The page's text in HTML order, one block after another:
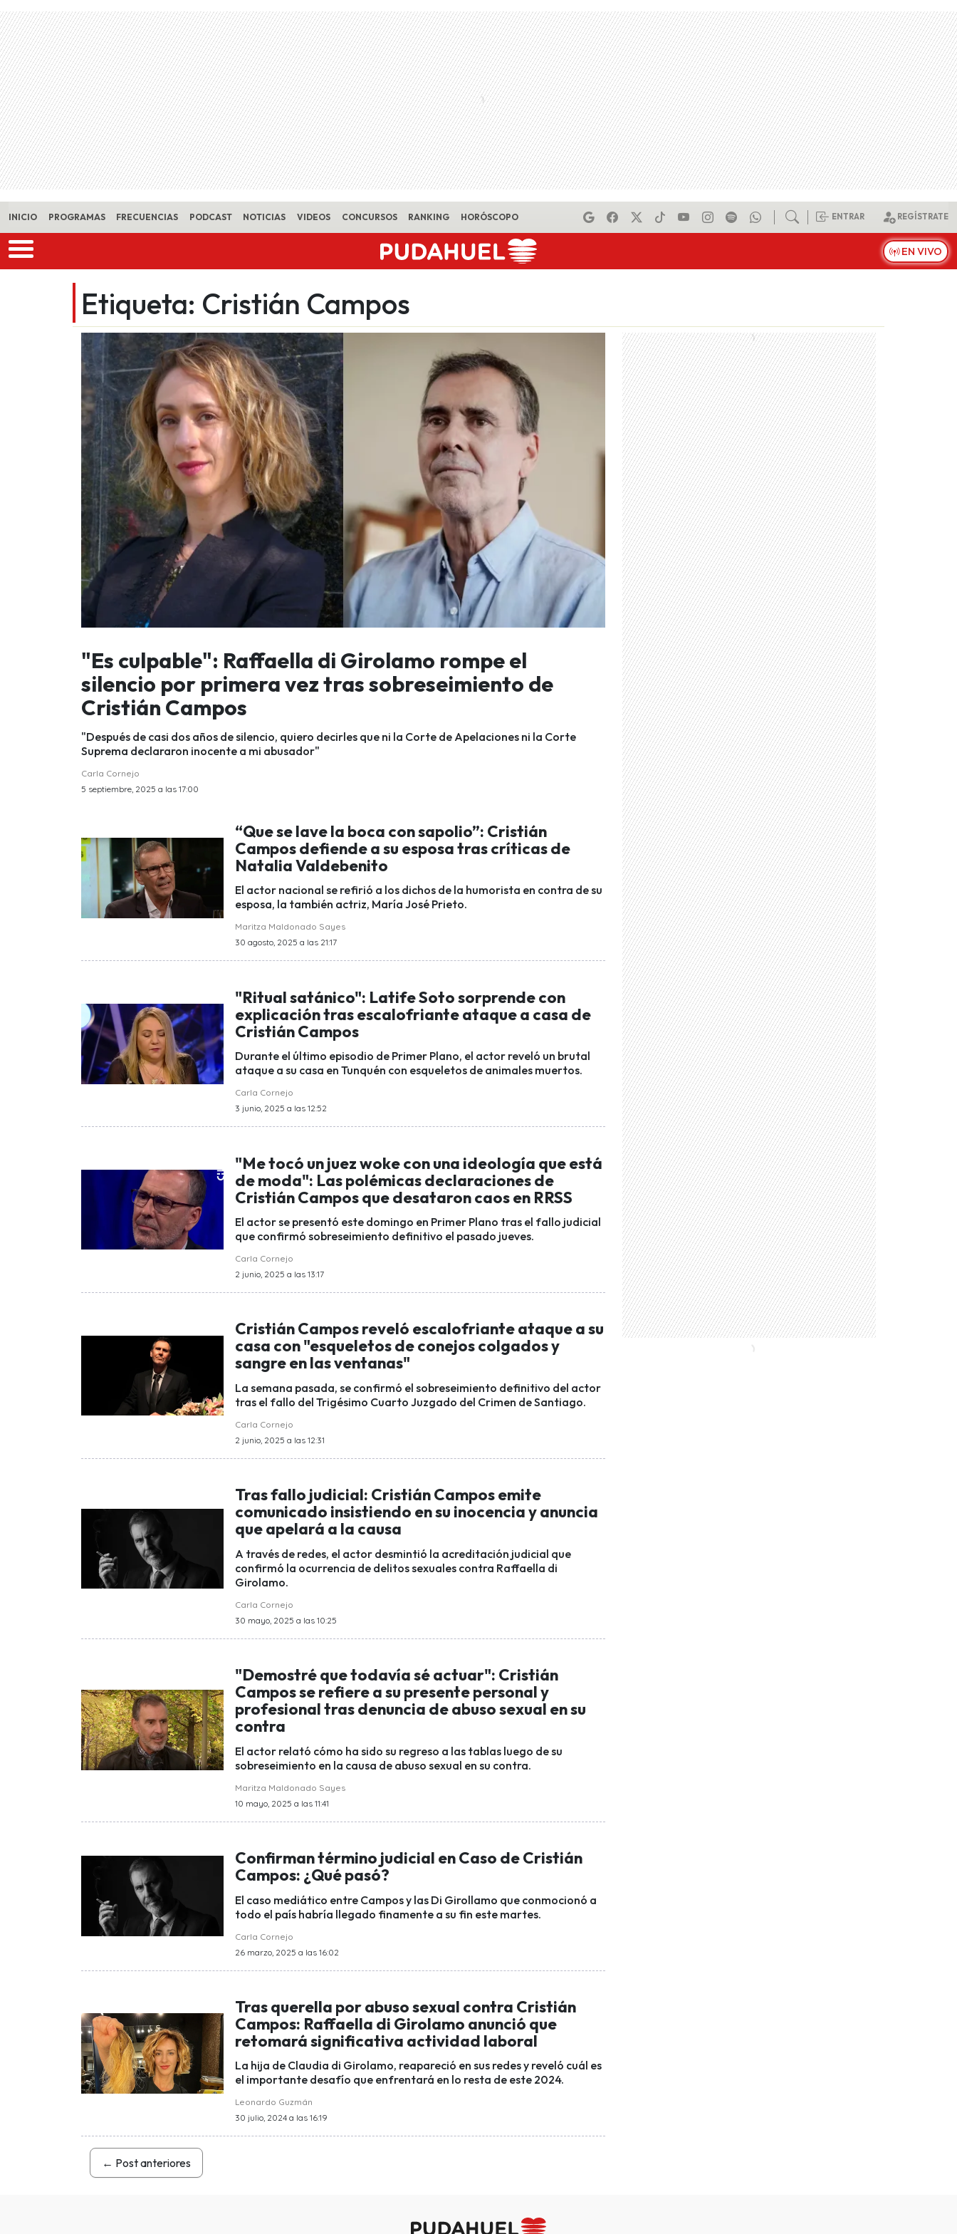
Skip to main content
INICIO PROGRAMAS FRECUENCIAS PODCAST NOTICIAS VIDEOS CONCURSOS RANKING HORÓSCOPO ENTRAR REGÍSTRATE
EN VIVO
Etiqueta: Cristián Campos
"Es culpable": Raffaella di Girolamo rompe el
silencio por primera vez tras sobreseimiento de
Cristián Campos
"Después de casi dos años de silencio, quiero decirles que ni la Corte de Apelaciones ni la Corte
Suprema declararon inocente a mi abusador"
Carla Cornejo
5 septiembre, 2025 a las 17:00
“Que se lave la boca con sapolio”: Cristián
Campos defiende a su esposa tras críticas de
Natalia Valdebenito
El actor nacional se refirió a los dichos de la humorista en contra de su
esposa, la también actriz, María José Prieto.
Maritza Maldonado Sayes
30 agosto, 2025 a las 21:17
"Ritual satánico": Latife Soto sorprende con
explicación tras escalofriante ataque a casa de
Cristián Campos
Durante el último episodio de Primer Plano, el actor reveló un brutal
ataque a su casa en Tunquén con esqueletos de animales muertos.
Carla Cornejo
3 junio, 2025 a las 12:52
"Me tocó un juez woke con una ideología que está
de moda": Las polémicas declaraciones de
Cristián Campos que desataron caos en RRSS
El actor se presentó este domingo en Primer Plano tras el fallo judicial
que confirmó sobreseimiento definitivo el pasado jueves.
Carla Cornejo
2 junio, 2025 a las 13:17
Cristián Campos reveló escalofriante ataque a su
casa con "esqueletos de conejos colgados y
sangre en las ventanas"
La semana pasada, se confirmó el sobreseimiento definitivo del actor
tras el fallo del Trigésimo Cuarto Juzgado del Crimen de Santiago.
Carla Cornejo
2 junio, 2025 a las 12:31
Tras fallo judicial: Cristián Campos emite
comunicado insistiendo en su inocencia y anuncia
que apelará a la causa
A través de redes, el actor desmintió la acreditación judicial que
confirmó la ocurrencia de delitos sexuales contra Raffaella di
Girolamo.
Carla Cornejo
30 mayo, 2025 a las 10:25
"Demostré que todavía sé actuar": Cristián
Campos se refiere a su presente personal y
profesional tras denuncia de abuso sexual en su
contra
El actor relató cómo ha sido su regreso a las tablas luego de su
sobreseimiento en la causa de abuso sexual en su contra.
Maritza Maldonado Sayes
10 mayo, 2025 a las 11:41
Confirman término judicial en Caso de Cristián
Campos: ¿Qué pasó?
El caso mediático entre Campos y las Di Girollamo que conmocionó a
todo el país habría llegado finamente a su fin este martes.
Carla Cornejo
26 marzo, 2025 a las 16:02
Tras querella por abuso sexual contra Cristián
Campos: Raffaella di Girolamo anunció que
retomará significativa actividad laboral
La hija de Claudia di Girolamo, reapareció en sus redes y reveló cuál es
el importante desafío que enfrentará en lo resta de este 2024.
Leonardo Guzmán
30 julio, 2024 a las 16:19
← Post anteriores